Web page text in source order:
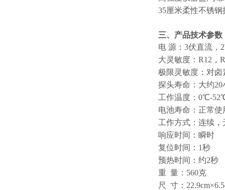
35厘米柔性不锈钢
三、产品技术参数
电 源：3伏直流，
大灵敏度：R12，
极限灵敏度：对卤
探头寿命：大约20
工作温度：0℃-
电池寿命：正常使
工作方式：连续，
响应时间：瞬时
复位时间：1秒
预热时间：约2秒
重 量：560克
尺 寸：